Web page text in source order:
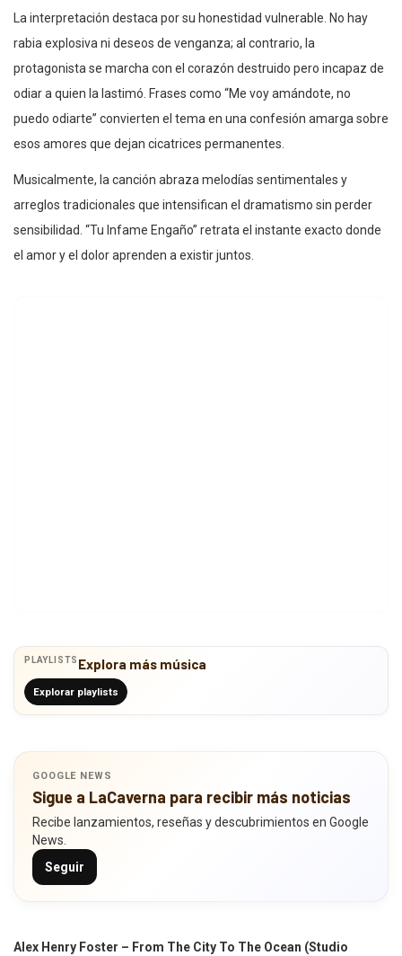
La interpretación destaca por su honestidad vulnerable. No hay
rabia explosiva ni deseos de venganza; al contrario, la
protagonista se marcha con el corazón destruido pero incapaz de
odiar a quien la lastimó. Frases como “Me voy amándote, no
puedo odiarte” convierten el tema en una confesión amarga sobre
esos amores que dejan cicatrices permanentes.
Musicalmente, la canción abraza melodías sentimentales y
arreglos tradicionales que intensifican el dramatismo sin perder
sensibilidad. “Tu Infame Engaño” retrata el instante exacto donde
el amor y el dolor aprenden a existir juntos.
PLAYLISTS Explora más música
Explorar playlists
GOOGLE NEWS
Sigue a LaCaverna para recibir más noticias
Recibe lanzamientos, reseñas y descubrimientos en Google
News.
Seguir
Alex Henry Foster – From The City To The Ocean (Studio